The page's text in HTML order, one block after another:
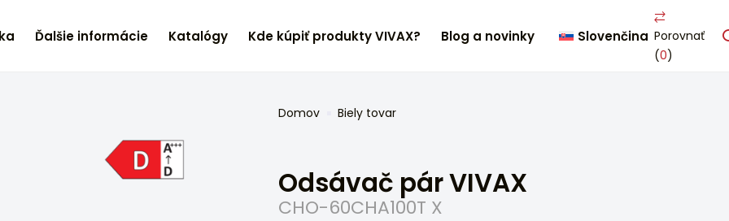
Ďalšie informácie Katalógy Kde kúpiť produkty VIVAX? Blog a novinky Slovenčina Porovnať
(0)
Domov Biely tovar
Odsávač pár VIVAX
CHO-60CHA100T X